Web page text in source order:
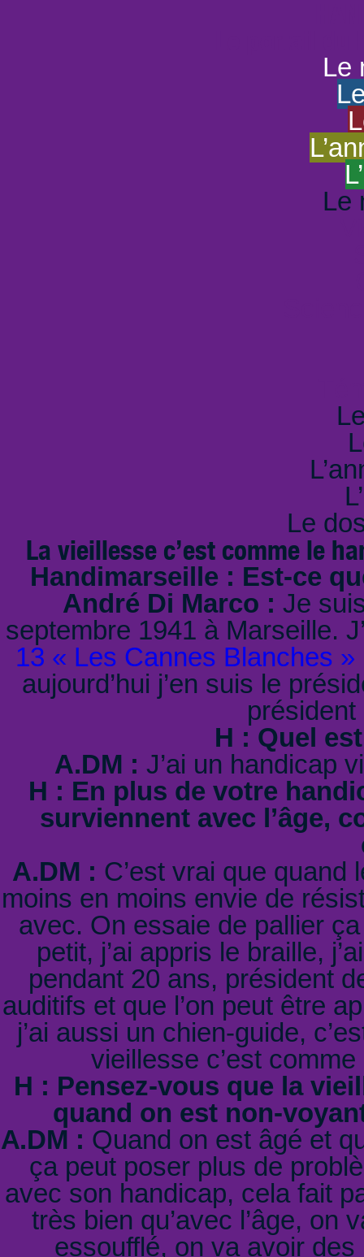
Le
Le
Le
La vieillesse c’est comme le
Handimarseille : Est-ce
André Di Marco : Je
septembre 1941 à Marseille.
13 « Les Cannes Blanches »
aujourd’hui j’en suis le
H : Quel
A.DM : J’ai un handicap
H : En plus de votre
surviennent avec l’âge,
A.DM : C’est vrai que quand
moins en moins envie de
avec. On essaie de pallier
petit, j’ai appris le braille,
pendant 20 ans, président
auditifs et que l’on peut être
j’ai aussi un chien-guide,
vieillesse c’est
H : Pensez-vous que la
quand on est non-
A.DM : Quand on est âgé et
ça peut poser plus de
avec son handicap, cela fait
très bien qu’avec l’âge, on
essoufflé, on va avoir